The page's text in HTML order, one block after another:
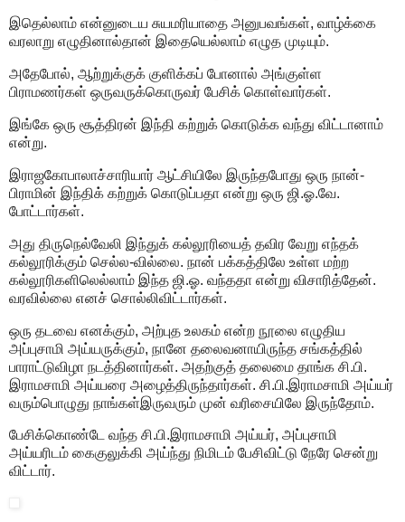
இதெல்லாம் என்னுடைய சுயமரியாதை அனுபவங்கள், வாழ்க்கை
வரலாறு எழுதினால்தான் இதையெல்லாம் எழுத முடியும்.
அதேபோல், ஆற்றுக்குக் குளிக்கப் போனால் அங்குள்ள
பிராமணர்கள் ஒருவருக்கொருவர் பேசிக் கொள்வார்கள்.
இங்கே ஒரு சூத்திரன் இந்தி கற்றுக் கொடுக்க வந்து விட்டானாம்
என்று.
இராஜகோபாலாச்சாரியார் ஆட்சியிலே இருந்தபோது ஒரு நான்-
பிராமின் இந்திக் கற்றுக் கொடுப்பதா என்று ஒரு ஜி.ஓ.வே.
போட்டார்கள்.
அது திருநெல்வேலி இந்துக் கல்லூரியைத் தவிர வேறு எந்தக்
கல்லூரிக்கும் செல்ல-வில்லை. நான் பக்கத்திலே உள்ள மற்ற
கல்லூரிகளிலெல்லாம் இந்த ஜி.ஓ. வந்ததா என்று விசாரித்தேன்.
வரவில்லை எனச் சொல்லிவிட்டார்கள்.
ஒரு தடவை எனக்கும், அற்புத உலகம் என்ற நூலை எழுதிய
அப்புசாமி அய்யருக்கும், நானே தலைவனாயிருந்த சங்கத்தில்
பாராட்டுவிழா நடத்தினார்கள். அதற்குத் தலைமை தாங்க சி.பி.
இராமசாமி அய்யரை அழைத்திருந்தார்கள். சி.பி.இராமசாமி அய்யர்
வரும்பொழுது நாங்கள்இருவரும் முன் வரிசையிலே இருந்தோம்.
பேசிக்கொண்டே வந்த சி.பி.இராமசாமி அய்யர், அப்புசாமி
அய்யரிடம் கைகுலுக்கி அய்ந்து நிமிடம் பேசிவிட்டு நேரே சென்று
விட்டார்.